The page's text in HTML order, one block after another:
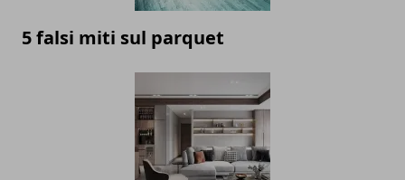
5 falsi miti sul parquet